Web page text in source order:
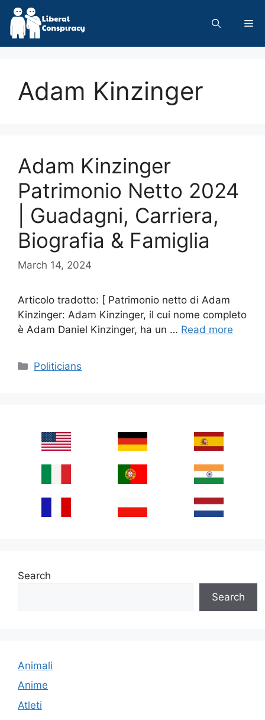
Skip
content
Adam Kinzinger
Adam Kinzinger
Patrimonio Netto 2024
| Guadagni, Carriera,
Biografia & Famiglia
March 14, 2024
Articolo tradotto: [ Patrimonio netto di Adam
Kinzinger: Adam Kinzinger, il cui nome completo
è Adam Daniel Kinzinger, ha un … Read more
Categories
Politicians
Search
Search
Animali
Anime
Atleti